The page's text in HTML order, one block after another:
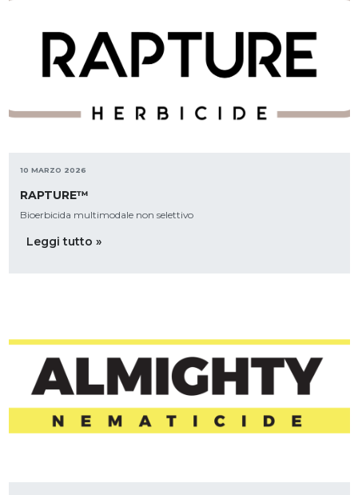
10 MARZO 2026
RAPTURE™
Bioerbicida multimodale non selettivo
Leggi tutto »